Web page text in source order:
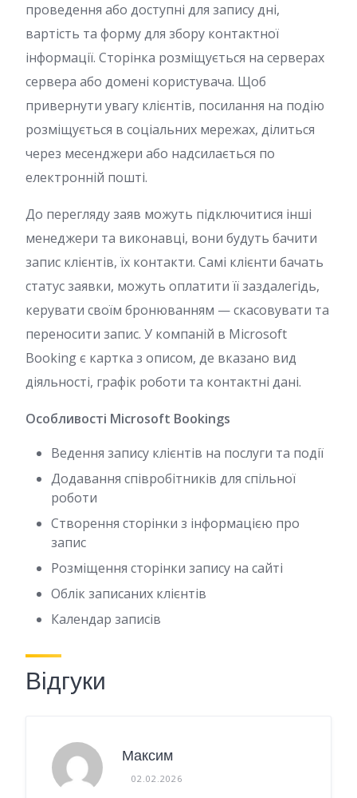
проведення або доступні для запису дні,
вартість та форму для збору контактної
інформації. Сторінка розміщується на серверах
сервера або домені користувача. Щоб
привернути увагу клієнтів, посилання на подію
розміщується в соціальних мережах, ділиться
через месенджери або надсилається по
електронній пошті.
До перегляду заяв можуть підключитися інші
менеджери та виконавці, вони будуть бачити
запис клієнтів, їх контакти. Самі клієнти бачать
статус заявки, можуть оплатити її заздалегідь,
керувати своїм бронюванням — скасовувати та
переносити запис. У компаній в Microsoft
Booking є картка з описом, де вказано вид
діяльності, графік роботи та контактні дані.
Особливості Microsoft Bookings
Ведення запису клієнтів на послуги та події
Додавання співробітників для спільної
роботи
Створення сторінки з інформацією про
запис
Розміщення сторінки запису на сайті
Облік записаних клієнтів
Календар записів
Відгуки
Максим
02.02.2026